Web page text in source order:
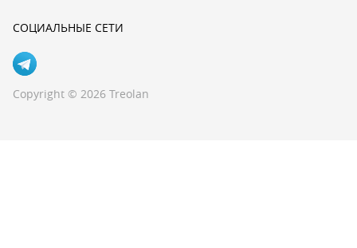
СОЦИАЛЬНЫЕ СЕТИ
Copyright © 2026 Treolan